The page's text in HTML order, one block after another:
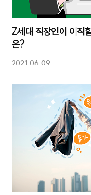
Z세대 직장인이 이직
은?
2021.06.09